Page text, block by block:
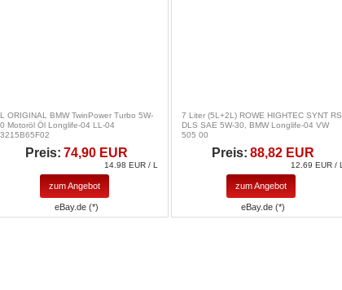
ORIGINAL BMW TwinPower Turbo 5W-
Motoröl Öl Longlife-04 LL-04
Preis: 74,90 EUR
14.98 EUR / L
zum Angebot
eBay.de (*)
7 Liter (5L+2L) ROWE HIGHTEC SYNT RS
DLS SAE 5W-30, BMW Longlife-04 VW
505 00
Preis: 88,82 EUR
12.69 EUR / L
zum Angebot
eBay.de (*)